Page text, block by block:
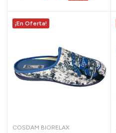
¡En Oferta!
COSDAM BIORELAX